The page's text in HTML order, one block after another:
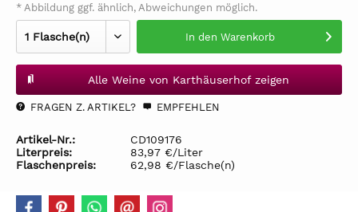
* Abbildung ggf. ähnlich, Abweichungen möglich.
In den Warenkorb
Alle Weine von Karthäuserhof zeigen
FRAGEN Z. ARTIKEL? EMPFEHLEN
Artikel-Nr.:
CD109176
Literpreis:
83,97 €/Liter
Flaschenpreis:
62,98 €/Flasche(n)